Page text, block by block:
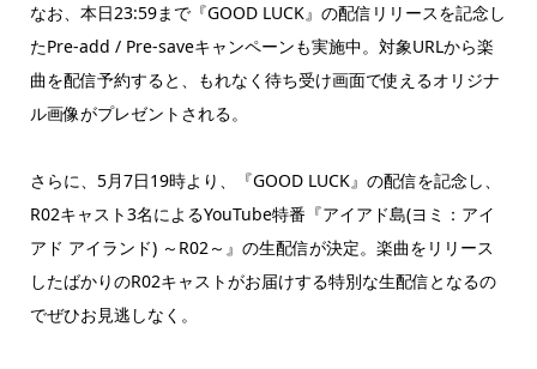
なお、本日23:59まで『GOOD LUCK』の配信リリースを記念し
たPre-add / Pre-saveキャンペーンも実施中。対象URLから楽
曲を配信予約すると、もれなく待ち受け画面で使えるオリジナ
ル画像がプレゼントされる。
さらに、5月7日19時より、『GOOD LUCK』の配信を記念し、
R02キャスト3名によるYouTube特番『アイアド島(ヨミ：アイ
アド アイランド) ～R02～』の生配信が決定。楽曲をリリース
したばかりのR02キャストがお届けする特別な生配信となるの
でぜひお見逃しなく。